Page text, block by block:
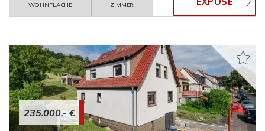
WOHNFLÄCHE
ZIMMER
235.000,- €